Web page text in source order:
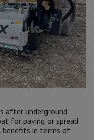
after underground
for paving or spread
benefits in terms of